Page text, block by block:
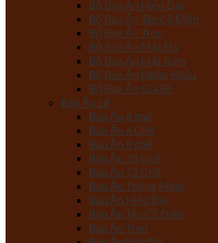
Bộ Bàn Ăn Hiện Đại
Bộ Bàn Ăn Tân Cổ Điển
Bộ Bàn Ăn Tròn
Bộ Bàn Ăn Mặt Đá
Bộ Bàn Ăn Mặt Kính
Bộ Bàn Ăn Nhập Khẩu
Bộ Bàn Ăn Giá Rẻ
Bàn Ăn Lẻ
Bàn Ăn 4 ghế
Bàn Ăn 6 Ghế
Bàn Ăn 8 ghế
Bàn Ăn 10 Ghế
Bàn Ăn 12 Ghế
Bàn Ăn Thông Minh
Bàn Ăn Hiện Đại
Bàn Ăn Tân Cổ Điển
Bàn Ăn Tròn